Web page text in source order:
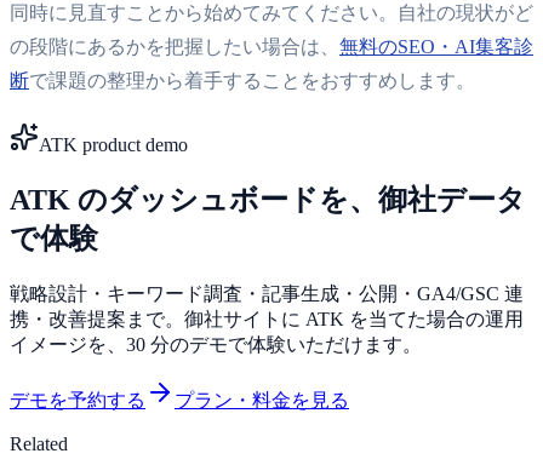
同時に見直すことから始めてみてください。自社の現状がど
の段階にあるかを把握したい場合は、 無料のSEO・AI集客診
断で課題の整理から着手することをおすすめします。
ATK product demo
ATK のダッシュボードを、御社データ
で体験
戦略設計・キーワード調査・記事生成・公開・GA4/GSC 連
携・改善提案まで。御社サイトに ATK を当てた場合の運用
イメージを、30 分のデモで体験いただけます。
デモを予約する プラン・料金を見る
Related